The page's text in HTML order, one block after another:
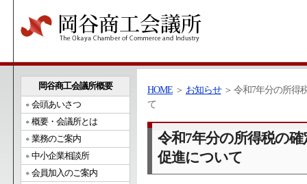
HOME＞ お知らせ＞ 令和7年分の所得
て
令和7年分の所得税の
促進について
岡谷商工会議所概要
会頭あいさつ
概要・会議所とは
業務のご案内
中小企業相談所
会員加入のご案内